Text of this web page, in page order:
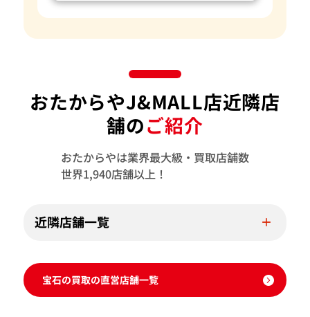
おたからやJ&MALL店近隣店
舗のご紹介
おたからやは業界最大級・買取店舗数
世界1,940店舗以上！
近隣店舗一覧
宝石の買取の直営店舗一覧